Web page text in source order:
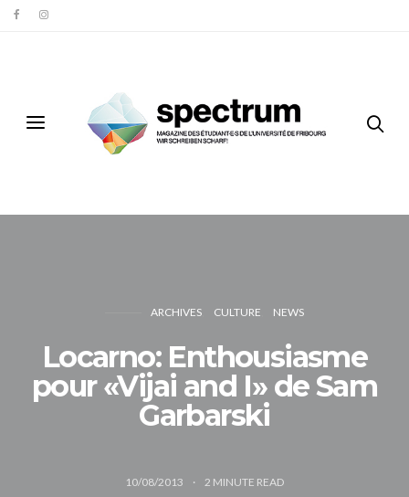
ARCHIVES CULTURE NEWS
Locarno: Enthousiasme
pour «Vijai and I» de Sam
Garbarski
10/08/2013 2 MINUTE READ